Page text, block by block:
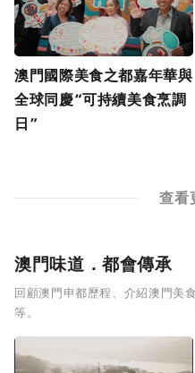
澳門國際美食之都嘉年華與
全球同慶“可持續美食烹調
日”
查看
澳門味道．都會傳承
回顧澳門申都歷程、介紹澳門美
等。